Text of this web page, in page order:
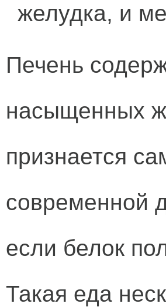
желудка, и
Печень
насыщенных
признается
современной
если белок
Такая еда